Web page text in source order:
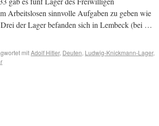
Arbeitslosen sinnvolle Aufgaben zu geben wie
der Lager befanden sich in Lembeck (bei …
mitAdolf Hitler, Deuten, Ludwig-Knickmann-Lager,